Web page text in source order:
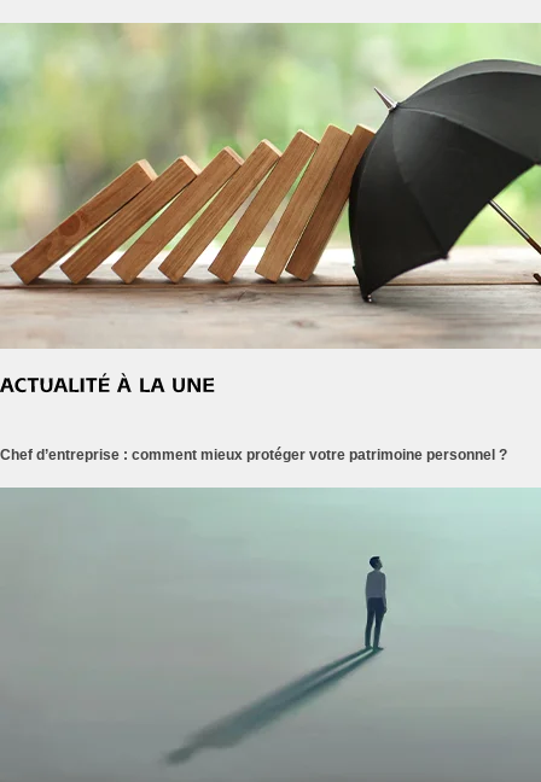
Chef d’entreprise : comment mieux protéger votre patrimoine personnel ?